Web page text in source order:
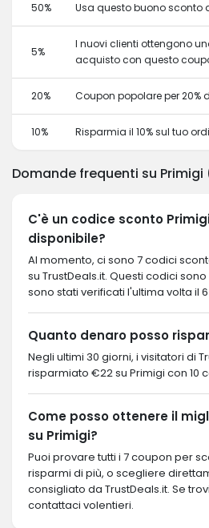
50% Usa questo buono sconto
5%
I nuovi clienti ottengono
acquisto con questo
20% Coupon popolare per 20%
10% Risparmia il 10% sul tuo
Domande frequenti su Primigi
C'è un codice sconto
disponibile?
Al momento, ci sono 7 codici
su TrustDeals.it. Questi codici
sono stati verificati l'ultima volta il
Quanto denaro posso
Negli ultimi 30 giorni, i visitatori di
risparmiato €22 su Primigi con 10
Come posso ottenere il
su Primigi?
Puoi provare tutti i 7 coupon per
risparmi di più, o scegliere
consigliato da TrustDeals.it. Se
contattaci volentieri.